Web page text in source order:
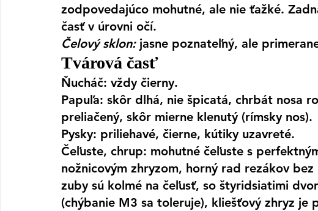
zodpovedajúco mohutné, ale nie ťažké.
časť v úrovni očí.
Čelový sklon: jasne poznateľný, ale
Tvárová časť
Ňucháč: vždy čierny.
Papuľa: skôr dlhá, nie špicatá, chrbát nosa
preliačený, skôr mierne klenutý (rímsky nos).
Pysky: priliehavé, čierne, kútiky uzavreté.
Čeľuste, chrup: mohutné čeľuste s
nožnicovým zhryzom, horný rad rezákov
zuby sú kolmé na čeľusť, so štyridsiatimi
(chýbanie M3 sa toleruje), kliešťový zhryz je